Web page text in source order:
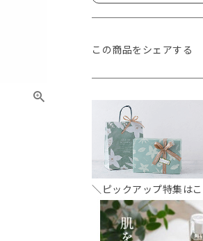
この商品をシェアする
＼ピックアップ特集は